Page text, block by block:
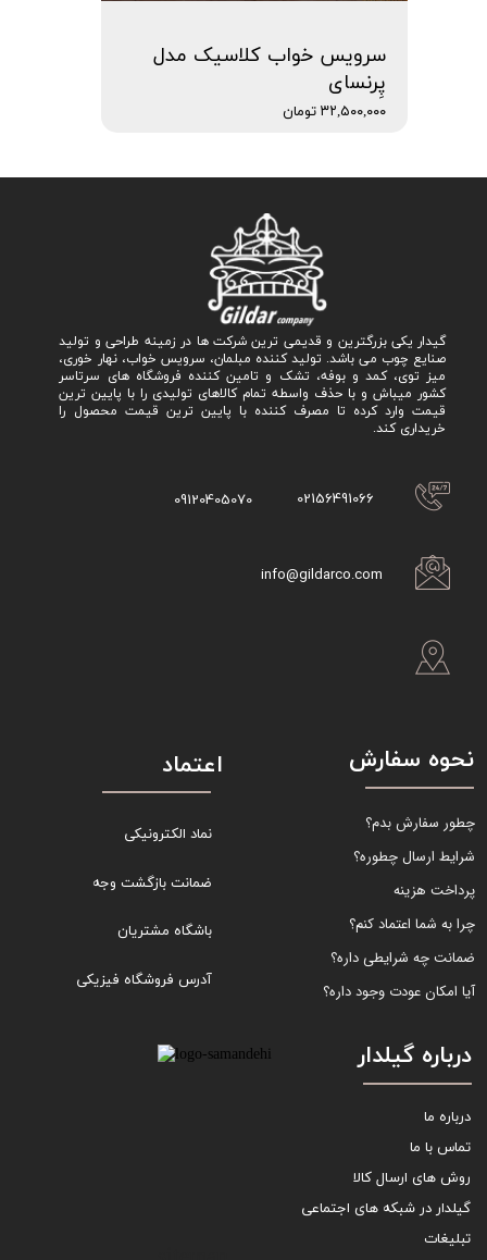
سرویس خواب کلاسیک مدل
پِرنسای
۳۲,۵۰۰,۰۰۰ تومان
گیدار یکی بزرگترین و قدیمی ترین شرکت ها در زمینه طراحی و تولید
صنایع چوب می باشد. تولید کننده مبلمان، سرویس خواب، نهار خوری،
میز توی، کمد و بوفه، تشک و تامین کننده فروشگاه های سرتاسر
کشور میباش و با حذف واسطه تمام کالاهای تولیدی را با پایین ترین
قیمت وارد کرده تا مصرف کننده با پایین ترین قیمت محصول را
خریداری کند.
02156491066
09120405070
info@gildarco.com
نحوه سفارش
چطور سفارش بدم؟
شرایط ارسال چطوره؟
پرداخت هزینه
چرا به شما اعتماد کنم؟
ضمانت چه شرایطی داره؟
آیا امکان عودت وجود داره؟
اعتماد
نماد الکترونیکی
ضمانت بازگشت وجه
باشگاه مشتریان
آدرس فروشگاه فیزیکی
درباره گیلدار
درباره ما
تماس با ما
روش های ارسال کالا
گیلدار در شبکه های اجتماعی
تبلیغات